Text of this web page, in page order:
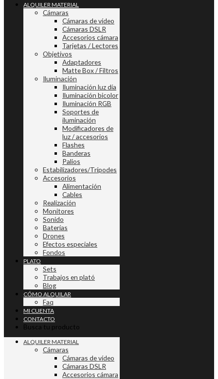
ALQUILER MATERIAL
Cámaras
Cámaras de vídeo
Cámaras DSLR
Accesorios cámara
Tarjetas / Lectores
Objetivos
Adaptadores
Matte Box / Filtros
Iluminación
Iluminación luz día
Iluminación bicolor
Iluminación RGB
Soportes de
iluminación
Modificadores de
luz / accesorios
Flashes
Banderas
Palios
Estabilizadores/Trípodes
Accesorios
Alimentación
Cables
Realización
Monitores
Sonido
Baterías
Drones
Efectos especiales
Fondos
PLATO
Sets
Trabajos en plató
Blog
CÓMO ALQUILAR
Faq
MI CUENTA
CONTACTO
Busca tu producto
ALQUILER MATERIAL
Cámaras
Cámaras de vídeo
Cámaras DSLR
Accesorios cámara